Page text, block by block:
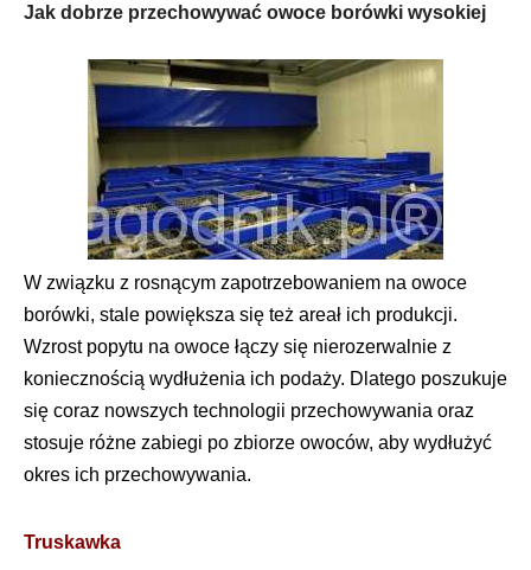
Jak dobrze przechowywać owoce borówki wysokiej
W związku z rosnącym zapotrzebowaniem na owoce
borówki, stale powiększa się też areał ich produkcji.
Wzrost popytu na owoce łączy się nierozerwalnie z
koniecznością wydłużenia ich podaży. Dlatego poszukuje
się coraz nowszych technologii przechowywania oraz
stosuje różne zabiegi po zbiorze owoców, aby wydłużyć
okres ich przechowywania.
Truskawka